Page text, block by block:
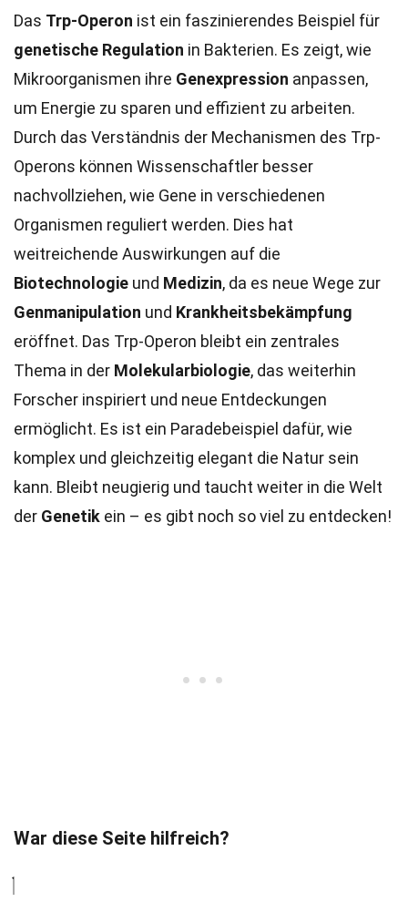
Das Trp-Operon ist ein faszinierendes Beispiel für
genetische Regulation in Bakterien. Es zeigt, wie
Mikroorganismen ihre Genexpression anpassen,
um Energie zu sparen und effizient zu arbeiten.
Durch das Verständnis der Mechanismen des Trp-
Operons können Wissenschaftler besser
nachvollziehen, wie Gene in verschiedenen
Organismen reguliert werden. Dies hat
weitreichende Auswirkungen auf die
Biotechnologie und Medizin, da es neue Wege zur
Genmanipulation und Krankheitsbekämpfung
eröffnet. Das Trp-Operon bleibt ein zentrales
Thema in der Molekularbiologie, das weiterhin
Forscher inspiriert und neue Entdeckungen
ermöglicht. Es ist ein Paradebeispiel dafür, wie
komplex und gleichzeitig elegant die Natur sein
kann. Bleibt neugierig und taucht weiter in die Welt
der Genetik ein – es gibt noch so viel zu entdecken!
War diese Seite hilfreich?